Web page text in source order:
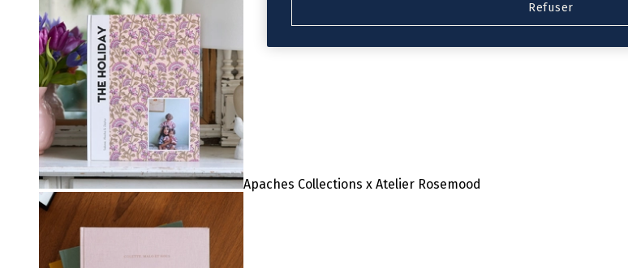
Apaches Collections x Atelier Rosemood
Refuser